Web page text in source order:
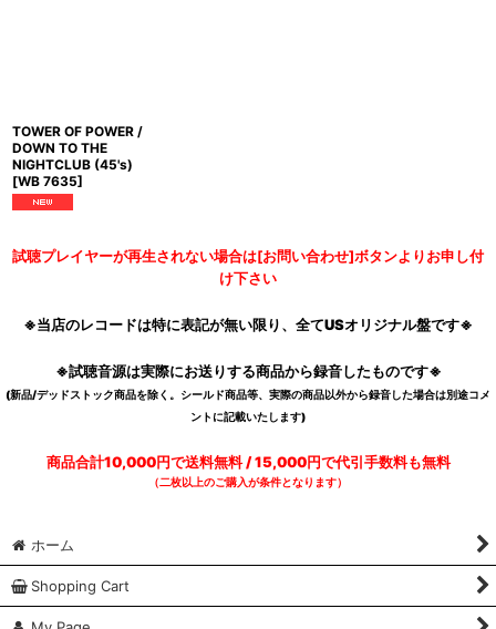
TOWER OF POWER /
DOWN TO THE
NIGHTCLUB (45's)
[WB 7635]
試聴プレイヤーが再生されない場合は[お問い合わせ]ボタンよりお申し付
け下さい
※当店のレコードは特に表記が無い限り、全てUSオリジナル盤です※
※試聴音源は実際にお送りする商品から録音したものです※
(新品/デッドストック商品を除く。シールド商品等、実際の商品以外から録音した場合は別途コメ
ントに記載いたします)
商品合計10,000円で送料無料 / 15,000円で代引手数料も無料
（二枚以上のご購入が条件となります）
ホーム
Shopping Cart